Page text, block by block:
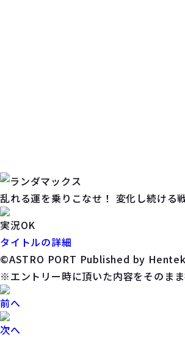
乱れる運を乗りこなせ！ 変化し続ける
実況OK
タイトルの詳細
©ASTRO PORT Published by
※エントリー時に頂いた内容をそのま
前へ
次へ